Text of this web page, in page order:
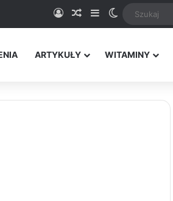
Logowanie
Random Article
SidebarSwitch skin
ARTYKUŁY WITAMINY